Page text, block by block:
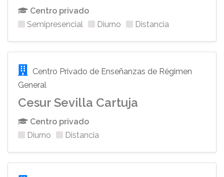
Centro privado
Semipresencial
Diurno Distancia
Centro Privado de Enseñanzas de Régimen
General
Cesur Sevilla Cartuja
Centro privado
Diurno
Distancia